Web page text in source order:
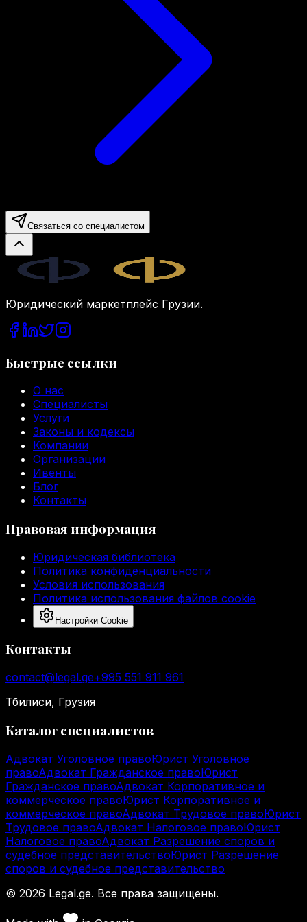
Связаться со специалистом
Юридический маркетплейс Грузии.
Быстрые ссылки
О нас
Специалисты
Услуги
Законы и кодексы
Компании
Организации
Ивенты
Блог
Контакты
Правовая информация
Юридическая библиотека
Политика конфиденциальности
Условия использования
Политика использования файлов cookie
Настройки Cookie
Контакты
contact@legal.ge+995 551 911 961
Тбилиси, Грузия
Каталог специалистов
Адвокат Уголовное правоЮрист Уголовное
правоАдвокат Гражданское правоЮрист
Гражданское правоАдвокат Корпоративное и
коммерческое правоЮрист Корпоративное и
коммерческое правоАдвокат Трудовое правоЮрист
Трудовое правоАдвокат Налоговое правоЮрист
Налоговое правоАдвокат Разрешение споров и
судебное представительствоЮрист Разрешение
споров и судебное представительство
© 2026 Legal.ge. Все права защищены.